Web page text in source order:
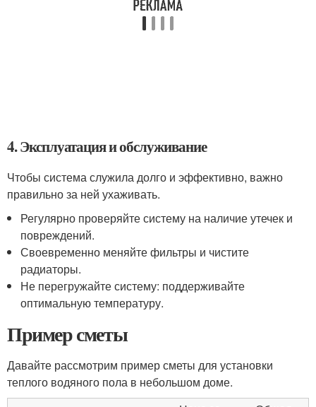
4. Эксплуатация и обслуживание
Чтобы система служила долго и эффективно, важно
правильно за ней ухаживать.
Регулярно проверяйте систему на наличие утечек и
повреждений.
Своевременно меняйте фильтры и чистите
радиаторы.
Не перегружайте систему: поддерживайте
оптимальную температуру.
Пример сметы
Давайте рассмотрим пример сметы для установки
теплого водяного пола в небольшом доме.